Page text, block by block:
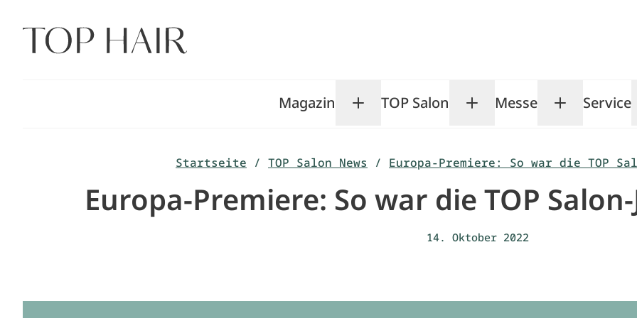
Inhalt
springen
Magazin Toggle Magazin submenu
TOP Salon Toggle TOP Salon
Messe ToggleService
Startseite / TOP Salon News / Europa-Premiere: So war die TOP
Europa-Premiere: So war die TOP
14. Oktober 2022